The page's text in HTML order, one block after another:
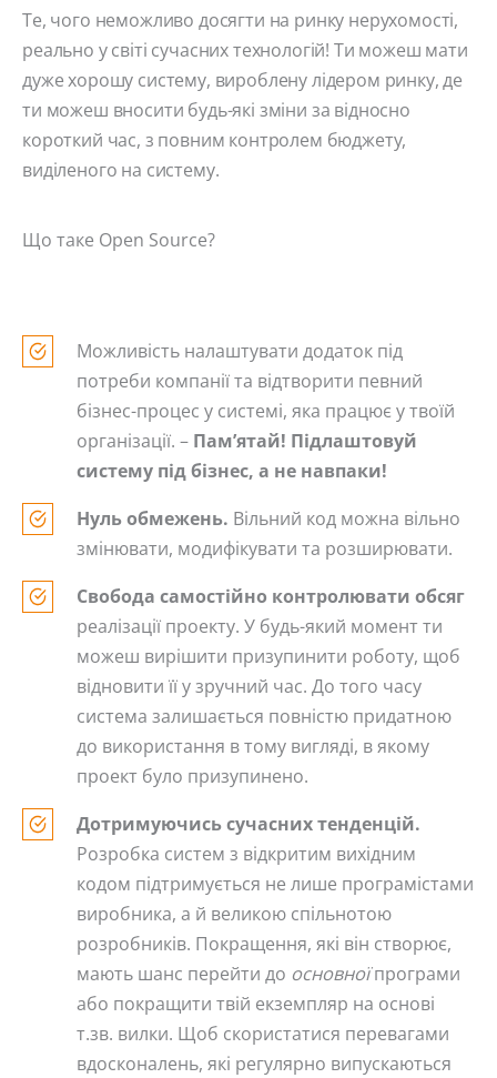
Те, чого неможливо досягти на ринку нерухомості,
реально у світі сучасних технологій! Ти можеш мати
дуже хорошу систему, вироблену лідером ринку, де
ти можеш вносити будь-які зміни за відносно
короткий час, з повним контролем бюджету,
виділеного на систему.
Що таке Open Source?
Можливість налаштувати додаток під
потреби компанії та відтворити певний
бізнес-процес у системі, яка працює у твоїй
організації. – Пам’ятай! Підлаштовуй
систему під бізнес, а не навпаки!
Нуль обмежень. Вільний код можна вільно
змінювати, модифікувати та розширювати.
Свобода самостійно контролювати обсяг
реалізації проекту. У будь-який момент ти
можеш вирішити призупинити роботу, щоб
відновити її у зручний час. До того часу
система залишається повністю придатною
до використання в тому вигляді, в якому
проект було призупинено.
Дотримуючись сучасних тенденцій.
Розробка систем з відкритим вихідним
кодом підтримується не лише програмістами
виробника, а й великою спільнотою
розробників. Покращення, які він створює,
мають шанс перейти до основноїпрограми
або покращити твій екземпляр на основі
т.зв. вилки. Щоб скористатися перевагами
вдосконалень, які регулярно випускаються